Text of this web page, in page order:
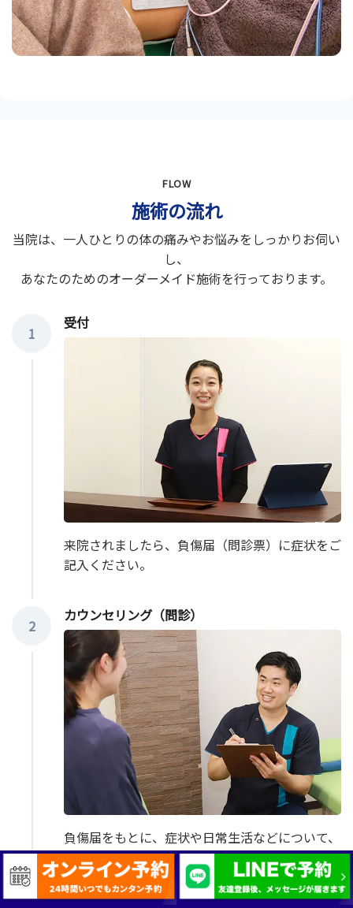
FLOW
施術の流れ
当院は、一人ひとりの体の痛みやお悩みをしっかりお伺い
し、
あなたのためのオーダーメイド施術を行っております。
1
受付
来院されましたら、負傷届（問診票）に症状をご
記入ください。
2
カウンセリング（問診）
負傷届をもとに、症状や日常生活などについて、
お話をお伺いします。